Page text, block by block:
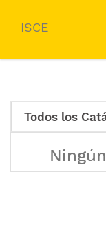
ISCE
Todos los